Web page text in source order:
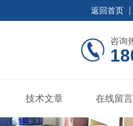
返回首页
咨询
技术文章 在线留言